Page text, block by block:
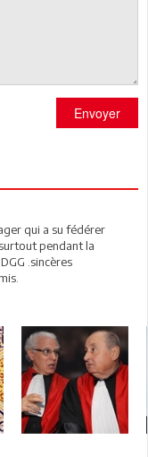
Envoyer
qui a su fédérer
pendant la
.sincères